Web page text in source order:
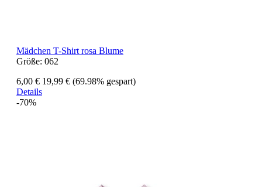
Mädchen T-Shirt rosa Blume
Größe: 062
6,00 € 19,99 € (69.98% gespart)
Details
-70%